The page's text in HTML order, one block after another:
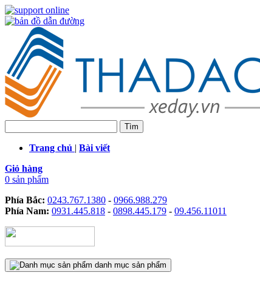
Trang chủ | Bài viết
Giỏ hàng
0 sản phẩm
Phía Bắc: 0243.767.1380 - 0966.988.279
Phía Nam: 0931.445.818 - 0898.445.179 - 09.456.11011
danh mục sản phẩm